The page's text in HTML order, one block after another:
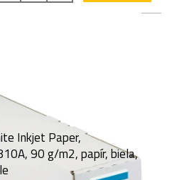
Inkjet Paper,
90 g/m2, papír, biela,